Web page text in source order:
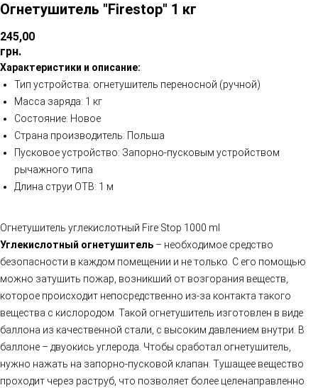
Огнетушитель "Firestop" 1 кг
245,00
грн.
Характеристики и описание:
Тип устройства: огнетушитель переносной (ручной)
Масса заряда: 1 кг
Состояние: Новое
Страна производитель: Польша
Пусковое устройство: Запорно-пусковым устройством
рычажного типа
Длина струи ОТВ: 1 м
Огнетушитель углекислотный Fire Stop 1000 ml
Углекислотный огнетушитель – необходимое средство
безопасности в каждом помещении и не только. С его помощью
можно затушить пожар, возникший от возгорания веществ,
которое происходит непосредственно из-за контакта такого
вещества с кислородом. Такой огнетушитель изготовлен в виде
баллона из качественной стали, с высоким давлением внутри. В
баллоне – двуокись углерода. Чтобы сработал огнетушитель,
нужно нажать на запорно-пусковой клапан. Тушащее вещество
проходит через раструб, что позволяет более целенаправленно